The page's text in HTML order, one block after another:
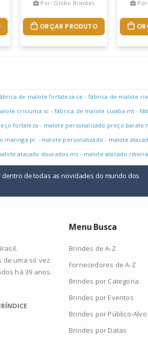
Por: Globo Brindes
ORÇAR PRODUTO
de malote fortaleza ce -fábrica de malote
criciuma sc -fábrica de malote cuiaba mt -
fortaleza - malote personalizado preço barato
maringa pr - malote personalizado - malote
atacado dourados ms - malote atacado
dentro de todas as novidades do mundo dos
uma só vez.
há 39 anos.
Menu Busca
Brindes de A-Z
Fornecedores de A-Z
Brindes por Categoria
Brindes por Eventos
Brindes por Público-Alvo
Brindes por Datas